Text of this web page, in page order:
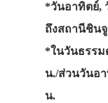
*วันอาทิตย์,
ถึงสถานีชิน
*ในวันธรรม
น./ส่วนวันอา
น.